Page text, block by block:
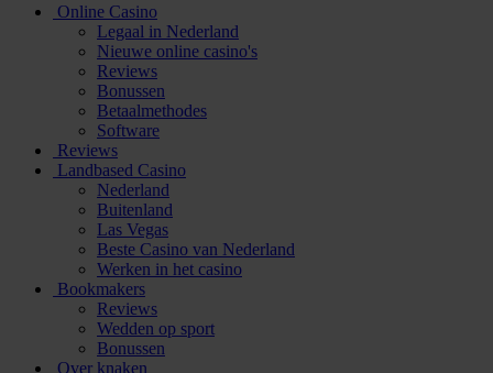
Online Casino
Legaal in Nederland
Nieuwe online casino's
Reviews
Bonussen
Betaalmethodes
Software
Reviews
Landbased Casino
Nederland
Buitenland
Las Vegas
Beste Casino van Nederland
Werken in het casino
Bookmakers
Reviews
Wedden op sport
Bonussen
Over knaken